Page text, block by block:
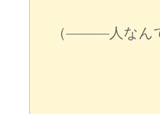
（―――人なん